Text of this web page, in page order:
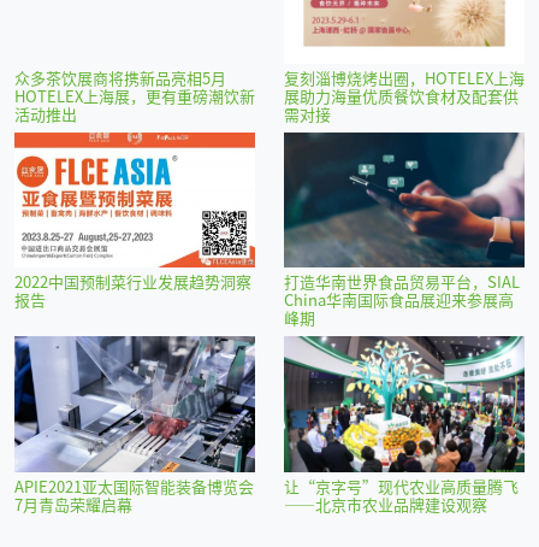
众多茶饮展商将携新品亮相5月
HOTELEX上海展，更有重磅潮饮新
活动推出
复刻淄博烧烤出圈，HOTELEX上海
展助力海量优质餐饮食材及配套供
需对接
2022中国预制菜行业发展趋势洞察
报告
打造华南世界食品贸易平台，SIAL
China华南国际食品展迎来参展高
峰期
APIE2021亚太国际智能装备博览会
7月青岛荣耀启幕
让“京字号”现代农业高质量腾飞
——北京市农业品牌建设观察